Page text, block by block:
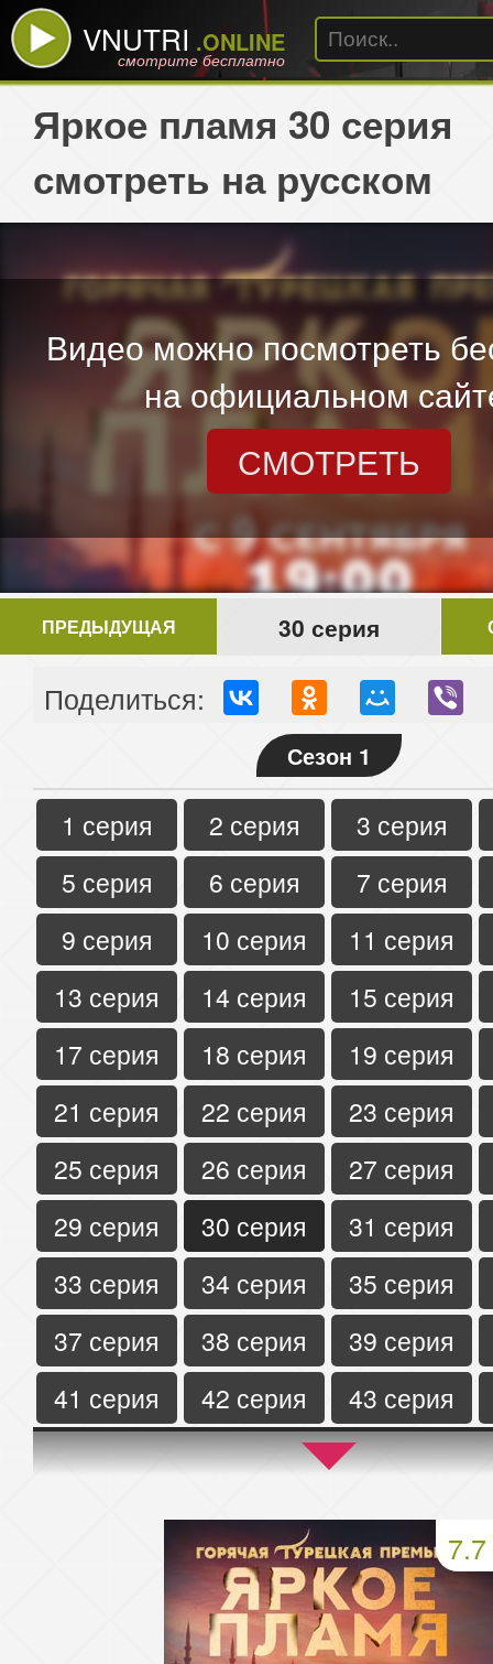
VNUTRI .ONLINE
смотрите бесплатно
Яркое пламя 30 серия
смотреть на русском
Видео можно посмотреть
на официальном
СМОТРЕТЬ
ПРЕДЫДУЩАЯ 30 серия
Поделиться:
Сезон 1
1 серия 2 серия
3 серия
5 серия
6 серия
7 серия
9 серия
10 серия
11 серия
13 серия
14 серия
15 серия
17 серия
18 серия
19 серия
21 серия
22 серия
23 серия
25 серия
26 серия
27 серия
29 серия
30 серия
31 серия
33 серия
34 серия
35 серия
37 серия
38 серия
39 серия
41 серия
42 серия
43 серия
45 серия
46 серия
47 серия
50 серия
51 серия
54 серия
55 серия
58 серия
59 серия
7.7